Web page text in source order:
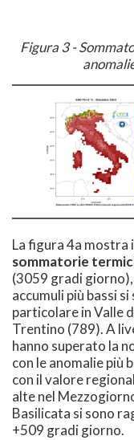
Figura 3 -
La figura 4a mostra
sommatorie
(3059 gradi
accumuli più bassi
particolare in Valle
Trentino (789). A
hanno superato la
con le anomalie più
con il valore
alte nel
Basilicata si sono
+509 gradi giorno.